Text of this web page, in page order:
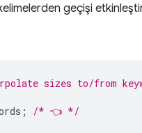
geçişi
sizes to/from
;
/* 👈 */